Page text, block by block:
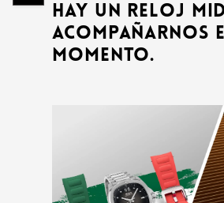
hay un reloj
acompañarnos
momento.